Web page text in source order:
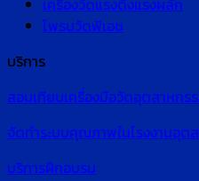
โพรบวัดพีเอช
บริการ
สอบเทียบเครื่องมือวัดอุตสาหกร
จัดทำระบบคุณภาพในโรงงานอุต
บริการฝึกอบรม